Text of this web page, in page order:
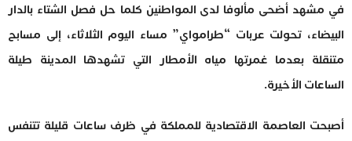
في مشهد أضحى مألوفا لدى المواطنين كلما حل فصل الشتاء بالدار
البيضاء، تحولت عربات “طرامواي” مساء اليوم الثلاثاء، إلى مسابح
متنقلة بعدما غمرتها مياه الأمطار التي تشهدها المدينة طيلة
الساعات الأخيرة.
أصبحت العاصمة الاقتصادية للمملكة في ظرف ساعات قليلة تتنفس